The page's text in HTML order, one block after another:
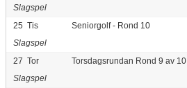
Slagspel
25 Tis
Seniorgolf - Rond 10
Slagspel
27 Tor
Torsdagsrundan Rond 9 av 10
Slagspel